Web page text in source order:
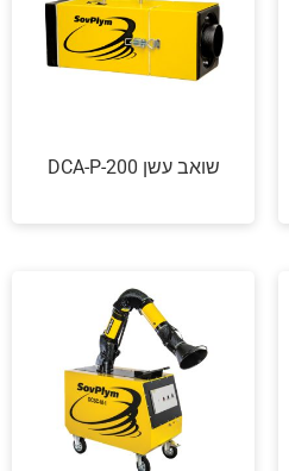
שואב עשן DCA-P-200